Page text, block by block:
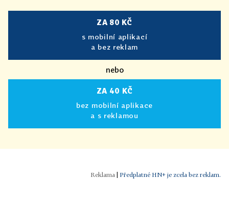
ZA 80 KČ
s mobilní aplikací
a bez reklam
nebo
ZA 40 KČ
bez mobilní aplikace
a s reklamou
Předplatné HN+ je zcela bez reklam.